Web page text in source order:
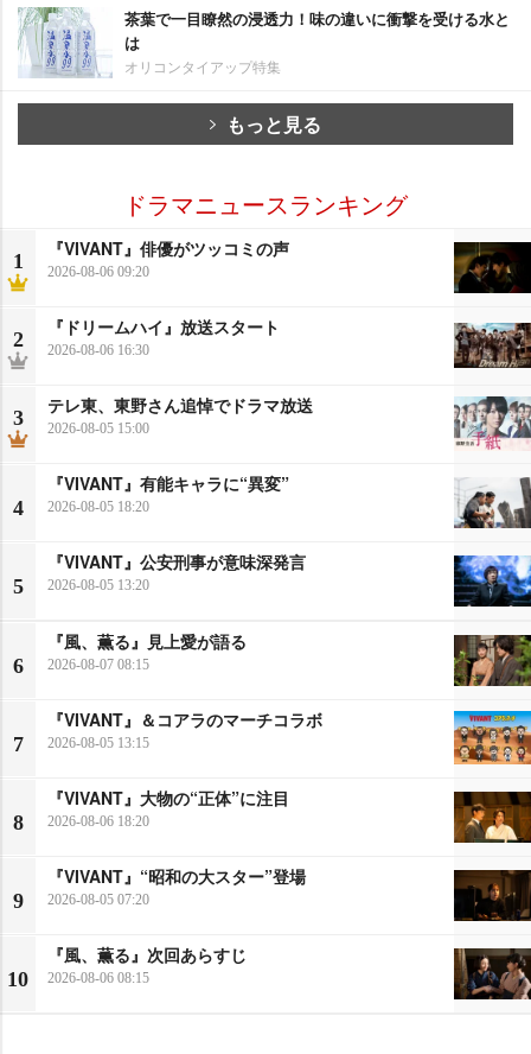
茶葉で一目瞭然の浸透力！味の違いに衝撃を受ける水と
は
オリコンタイアップ特集
もっと見る
ドラマニュースランキング
1
『VIVANT』俳優がツッコミの声
2026-08-06 09:20
2
『ドリームハイ』放送スタート
2026-08-06 16:30
3
テレ東、東野さん追悼でドラマ放送
2026-08-05 15:00
4
『VIVANT』有能キャラに“異変”
2026-08-05 18:20
5
『VIVANT』公安刑事が意味深発言
2026-08-05 13:20
6
『風、薫る』見上愛が語る
2026-08-07 08:15
7
『VIVANT』＆コアラのマーチコラボ
2026-08-05 13:15
8
『VIVANT』大物の“正体”に注目
2026-08-06 18:20
9
『VIVANT』“昭和の大スター”登場
2026-08-05 07:20
10
『風、薫る』次回あらすじ
2026-08-06 08:15